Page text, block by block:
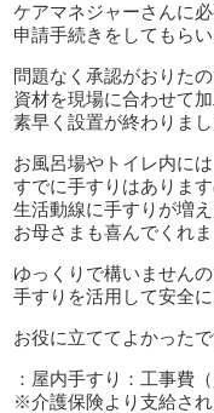
ケアマネジャーさんに
申請手続きをしてもら
問題なく承認がおりた
資材を現場に合わせて
素早く設置が終わりまし
お風呂場やトイレ内には
すでに手すりはありま
生活動線に手すりが増
お母さまも喜んでくれ
ゆっくりで構いません
手すりを活用して安全
お役に立ててよかった
：屋内手すり：工事費
※介護保険より支給さ